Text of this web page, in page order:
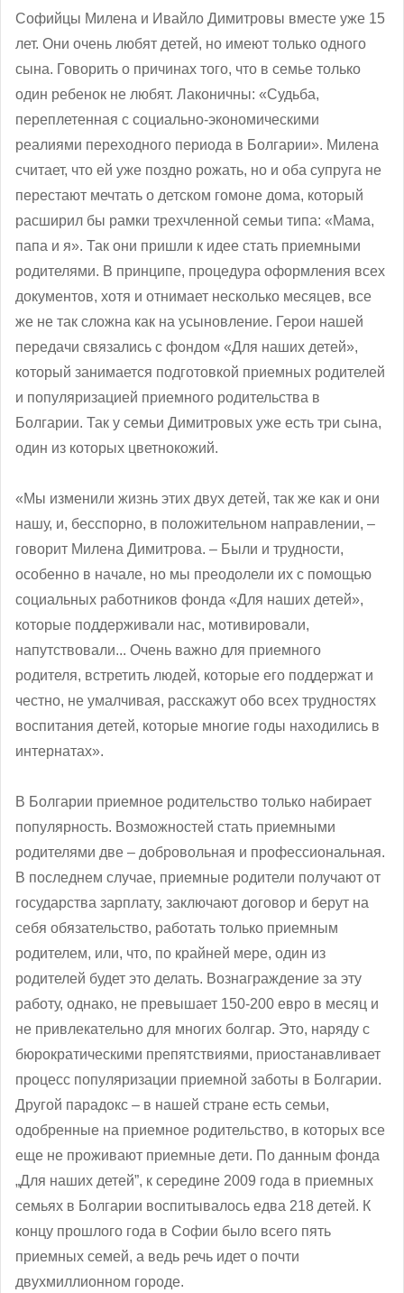
Софийцы Милена и Ивайло Димитровы вместе уже 15
лет. Они очень любят детей, но имеют только одного
сына. Говорить о причинах того, что в семье только
один ребенок не любят. Лаконичны: «Судьба,
переплетенная с социально-экономическими
реалиями переходного периода в Болгарии». Милена
считает, что ей уже поздно рожать, но и оба супруга не
перестают мечтать о детском гомоне дома, который
расширил бы рамки трехчленной семьи типа: «Мама,
папа и я». Так они пришли к идее стать приемными
родителями. В принципе, процедура оформления всех
документов, хотя и отнимает несколько месяцев, все
же не так сложна как на усыновление. Герои нашей
передачи связались с фондом «Для наших детей»,
который занимается подготовкой приемных родителей
и популяризацией приемного родительства в
Болгарии. Так у семьи Димитровых уже есть три сына,
один из которых цветнокожий.
«Мы изменили жизнь этих двух детей, так же как и они
нашу, и, бесспорно, в положительном направлении, ‒
говорит Милена Димитрова. – Были и трудности,
особенно в начале, но мы преодолели их с помощью
социальных работников фонда «Для наших детей»,
которые поддерживали нас, мотивировали,
напутствовали... Очень важно для приемного
родителя, встретить людей, которые его поддержат и
честно, не умалчивая, расскажут обо всех трудностях
воспитания детей, которые многие годы находились в
интернатах».
В Болгарии приемное родительство только набирает
популярность. Возможностей стать приемными
родителями две – добровольная и профессиональная.
В последнем случае, приемные родители получают от
государства зарплату, заключают договор и берут на
себя обязательство, работать только приемным
родителем, или, что, по крайней мере, один из
родителей будет это делать. Вознаграждение за эту
работу, однако, не превышает 150-200 евро в месяц и
не привлекательно для многих болгар. Это, наряду с
бюрократическими препятствиями, приостанавливает
процесс популяризации приемной заботы в Болгарии.
Другой парадокс – в нашей стране есть семьи,
одобренные на приемное родительство, в которых все
еще не проживают приемные дети. По данным фонда
„Для наших детей”, к середине 2009 года в приемных
семьях в Болгарии воспитывалось едва 218 детей. К
концу прошлого года в Софии было всего пять
приемных семей, а ведь речь идет о почти
двухмиллионном городе.